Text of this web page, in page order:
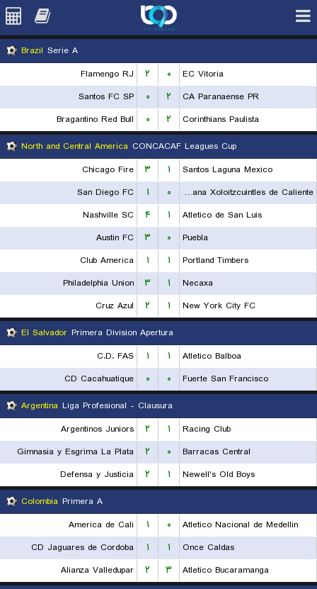
Brazil Serie A
Flamengo RJ
۲ ۰
EC Vitoria
Santos FC SP
۰ ۲
CA Paranaense PR
Bragantino Red Bull
۰ ۲
Corinthians Paulista
North and Central America CONCACAF Leagues Cup
Chicago Fire
۳ ۱
Santos Laguna Mexico
San Diego FC
۱ ۰
Club Tijuana Xoloitzcuintles de Caliente
Nashville SC
۴ ۱
Atletico de San Luis
Austin FC
۳ ۰
Puebla
Club America
۱ ۱
Portland Timbers
Philadelphia Union
۳ ۱
Necaxa
Cruz Azul
۲ ۱
New York City FC
El Salvador Primera Division Apertura
C.D. FAS
۱ ۱
Atletico Balboa
CD Cacahuatique
۰ ۰
Fuerte San Francisco
Argentina Liga Profesional - Clausura
Argentinos Juniors
۲ ۱
Racing Club
Gimnasia y Esgrima La Plata
۲ ۰
Barracas Central
Defensa y Justicia
۲ ۱
Newell's Old Boys
Colombia Primera A
America de Cali
۱ ۰
Atletico Nacional de Medellin
CD Jaguares de Cordoba
۱ ۱
Once Caldas
Alianza Valledupar
۲ ۳
Atletico Bucaramanga